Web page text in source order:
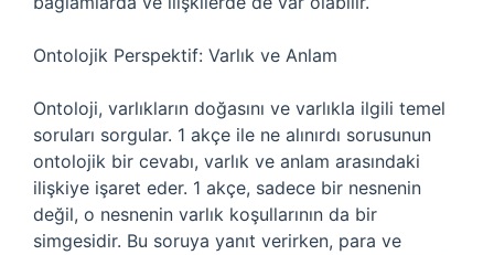
Ontolojik Perspektif: Varlık ve Anlam
Ontoloji, varlıkların doğasını ve varlıkla ilgili temel
soruları sorgular. 1 akçe ile ne alınırdı sorusunun
ontolojik bir cevabı, varlık ve anlam arasındaki
ilişkiye işaret eder. 1 akçe, sadece bir nesnenin
değil, o nesnenin varlık koşullarının da bir
simgesidir. Bu soruya yanıt verirken, para ve